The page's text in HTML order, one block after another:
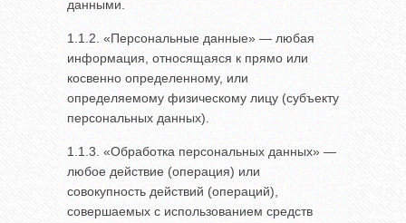
данными.
1.1.2. «Персональные данные» — любая
информация, относящаяся к прямо или
косвенно определенному, или
определяемому физическому лицу (субъекту
персональных данных).
1.1.3. «Обработка персональных данных» —
любое действие (операция) или
совокупность действий (операций),
совершаемых с использованием средств